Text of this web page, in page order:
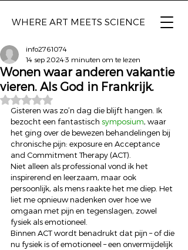
WHERE ART MEETS SCIENCE
Wonen waar anderen vakantie
vieren. Als God in Frankrijk.
info2761074
14 sep 20243 minuten om te lezen
Beoordeeld met NaN uit 5 sterren.
Gisteren was zo’n dag die blijft hangen. Ik
bezocht een fantastisch symposium, waar
het ging over de bewezen behandelingen bij
chronische pijn: exposure en Acceptance
and Commitment Therapy (ACT).
Niet alleen als professional vond ik het
inspirerend en leerzaam, maar ook
persoonlijk, als mens raakte het me diep. Het
liet me opnieuw nadenken over hoe we
omgaan met pijn en tegenslagen, zowel
fysiek als emotioneel.
Binnen ACT wordt benadrukt dat pijn – of die
nu fysiek is of emotioneel – een onvermijdelijk